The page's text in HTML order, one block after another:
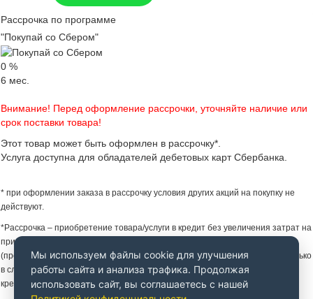
Рассрочка по программе
"Покупай со Сбером"
0 %
6 мес.
Внимание! Перед оформление рассрочки, уточняйте наличие или
срок поставки товара!
Этот товар может быть оформлен в рассрочку*.
Услуга доступна для обладателей дебетовых карт Сбербанка.
* при оформлении заказа в рассрочку условия других акций на покупку не
действуют.
*Рассрочка – приобретение товара/услуги в кредит без увеличения затрат на
приобретение товара/услуги за счет предоставления Партнером Банка
(продавцом) скидки на товар/услугу. Увеличение затрат не происходит только
в случае надлежащего исполнения заемщиком своих обязательств по
кредитному договору.
Мы используем файлы cookie для улучшения
работы сайта и анализа трафика. Продолжая
использовать сайт, вы соглашаетесь с нашей